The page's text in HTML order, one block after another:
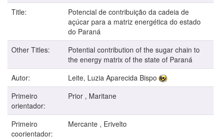
Title:
Potencial de contribuição da cadeia de
açúcar para a matriz energética do estado
do Paraná
Other Titles:
Potential contribution of the sugar chain to
the energy matrix of the state of Paraná
Autor:
Leite, Luzia Aparecida Bispo
Primeiro
orientador:
Prior , Maritane
Primeiro
coorientador:
Mercante , Erivelto